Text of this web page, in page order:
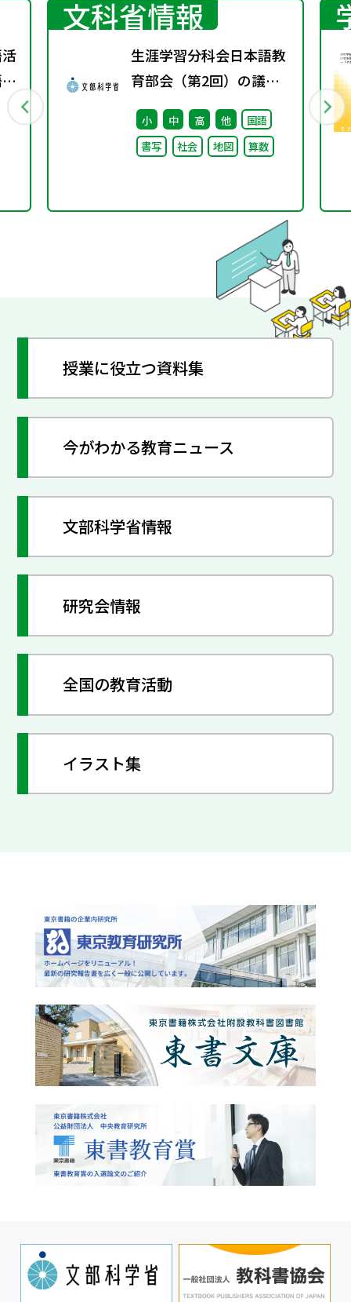
文科省情報
生涯学習分科会日本語教
育部会（第2回）の議事
録
小 中 高 他
国語
書写
社会 地図 算数
授業に役立つ資料集
今がわかる教育ニュース
文部科学省情報
研究会情報
全国の教育活動
イラスト集